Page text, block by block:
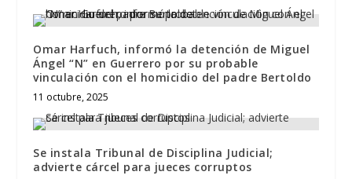
Omar Harfuch, informó la detención de Miguel
Ángel “N” en Guerrero por su probable
vinculación con el homicidio del padre Bertoldo
11 octubre, 2025
Se instala Tribunal de Disciplina Judicial;
advierte cárcel para jueces corruptos